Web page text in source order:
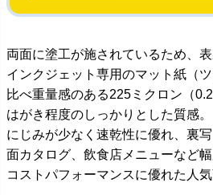
両面に塗工が施されているため、
インクジェット専用のマット紙（
比べ重量感のある225ミクロン（
はがき程度のしっかりとした質感。
にじみが少なく速乾性に優れ、裏
面カタログ、飲食店メニューなど
コストパフォーマンスに優れた人気